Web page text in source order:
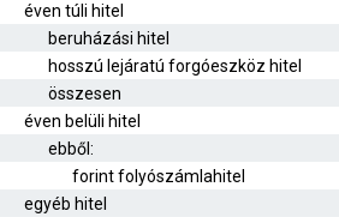
éven túli hitel
beruházási hitel
hosszú lejáratú forgóeszköz hitel
összesen
éven belüli hitel
ebből:
forint folyószámlahitel
egyéb hitel